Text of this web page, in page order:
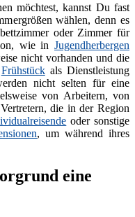
möchtest, kannst Du fast
wählen, denn es
oder Zimmer für
wie in Jugendherbergen
nicht vorhanden und die
Frühstückals Dienstleistung
nicht selten für eine
von Arbeitern, von
die in der Region
oder sonstige
, um während ihres
eine